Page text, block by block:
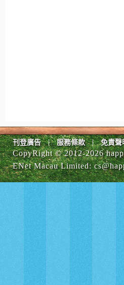
刊登廣告 | 服務條款 | 免責聲
CopyRight © 2012-2026
ENet Macau Limited: